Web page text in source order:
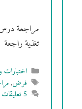
مراجعة درس
تغذية راجعة
التصنيفات
اختبارات
الوسوم
فرض,
5 تعليقات